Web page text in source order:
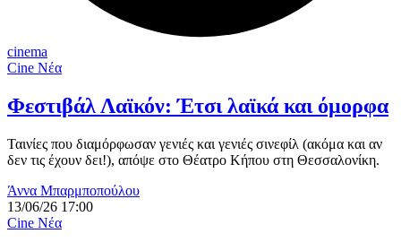
cinema
Cine Νέα
Φεστιβάλ Λαϊκόν: Έτσι λαϊκά και όμορφα
Ταινίες που διαμόρφωσαν γενιές και γενιές σινεφίλ (ακόμα και αν
δεν τις έχουν δει!), απόψε στο Θέατρο Κήπου στη Θεσσαλονίκη.
Άννα Μπαρμποπούλου
13/06/26 17:00
Cine Νέα